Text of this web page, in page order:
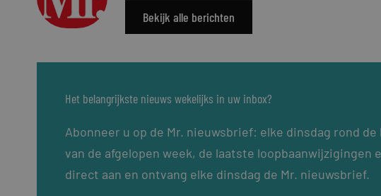
Bekijk alle berichten
Het belangrijkste nieuws wekelijks in uw inbox?
Abonneer u op de Mr. nieuwsbrief: elke dinsdag rond
van de afgelopen week, de laatste loopbaanwijzigingen
direct aan en ontvang elke dinsdag de Mr. nieuwsbrief.